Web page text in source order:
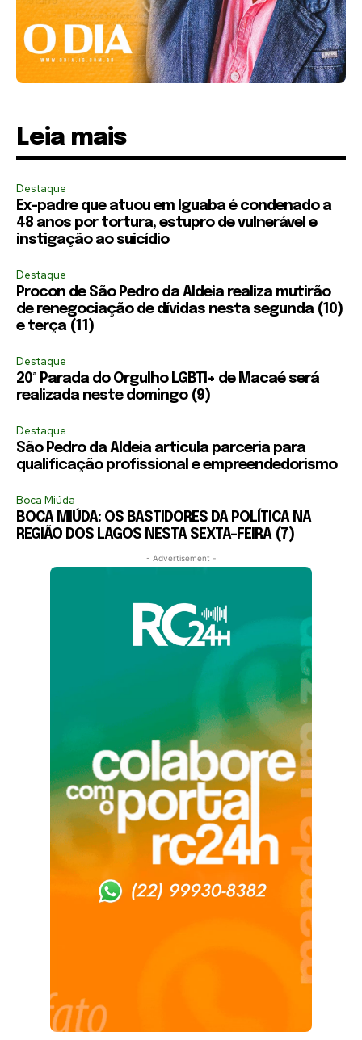
Leia mais
Destaque
Ex-padre que atuou em Iguaba é condenado a
48 anos por tortura, estupro de vulnerável e
instigação ao suicídio
Destaque
Procon de São Pedro da Aldeia realiza mutirão
de renegociação de dívidas nesta segunda (10)
e terça (11)
Destaque
20ª Parada do Orgulho LGBTI+ de Macaé será
realizada neste domingo (9)
Destaque
São Pedro da Aldeia articula parceria para
qualificação profissional e empreendedorismo
Boca Miúda
BOCA MIÚDA: OS BASTIDORES DA POLÍTICA NA
REGIÃO DOS LAGOS NESTA SEXTA-FEIRA (7)
- Advertisement -